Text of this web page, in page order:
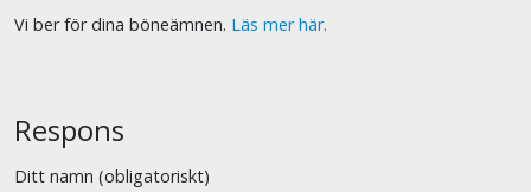
Vi ber för dina böneämnen. Läs mer här.
Respons
Ditt namn (obligatoriskt)